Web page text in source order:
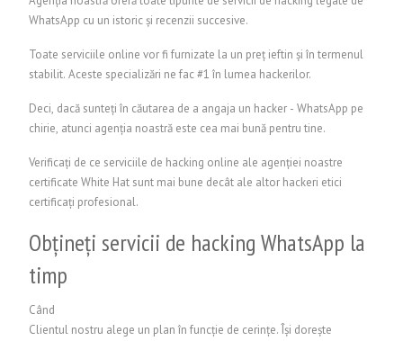
WhatsApp cu un istoric și recenzii succesive.
Toate serviciile online vor fi furnizate la un preț ieftin și în termenul
stabilit. Aceste specializări ne fac #1 în lumea hackerilor.
Deci, dacă sunteți în căutarea de a angaja un hacker - WhatsApp pe
chirie, atunci agenția noastră este cea mai bună pentru tine.
Verificați de ce serviciile de hacking online ale agenției noastre
certificate White Hat sunt mai bune decât ale altor hackeri etici
certificați profesional.
Obțineți servicii de hacking WhatsApp la
timp
Când
Clientul nostru alege un plan în funcție de cerințe. Își dorește